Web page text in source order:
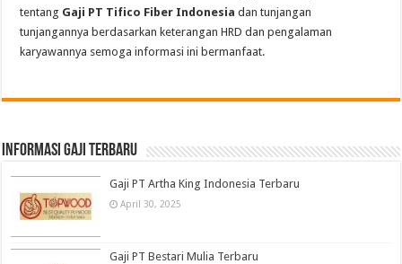
tentang Gaji PT Tifico Fiber Indonesiadan tunjangan
tunjangannya berdasarkan keterangan HRD dan pengalaman
karyawannya semoga informasi ini bermanfaat.
informasi gaji terbaru
Gaji PT Artha King Indonesia Terbaru
April 30, 2025
Gaji PT Bestari Mulia Terbaru